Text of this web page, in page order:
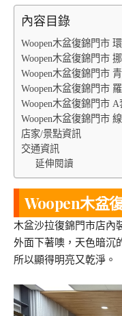
內容目錄
Woopen木盆復錦門市
Woopen木盆復錦門市
Woopen木盆復錦門市
Woopen木盆復錦門市
Woopen木盆復錦門市 A
Woopen木盆復錦門市
店家/景點資訊
交通資訊
延伸閱讀
Woopen木盆
木盆沙拉復錦門市店內
外面下著噢，天色暗沉
所以顯得明亮又乾淨。